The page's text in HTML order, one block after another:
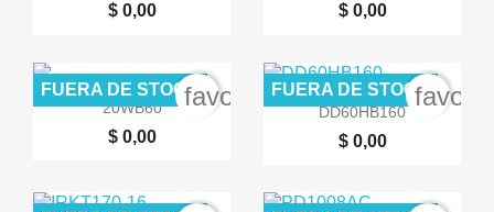
$ 0,00 $ 0,00
 Vista rápida
20WB60
$ 0,00
FUERA DE STOCKfavorite_border
 Vista rápida
DD60HB160
$ 0,00
FUERA DE STOCK